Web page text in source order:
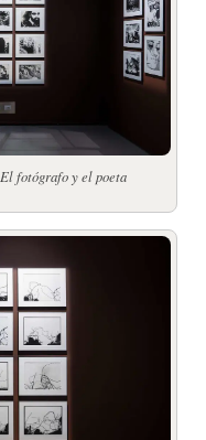
El fotógrafo y el poeta